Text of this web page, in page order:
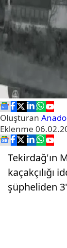
Oluşturan
Eklenme
Tekirdağ'ın
kaçakçılığı
şüpheliden